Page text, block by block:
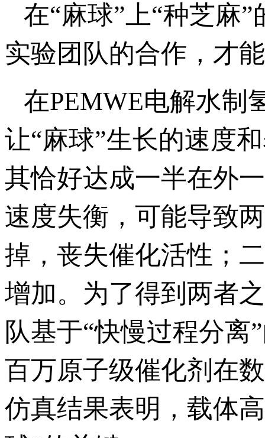
在“麻球”上“种芝麻
实验团队的合作，才
在PEMWE电解水制
让“麻球”生长的速度
其恰好达成一半在外
速度失衡，可能导致
掉，丧失催化活性；
增加。为了得到两者
队基于“快慢过程分
百万原子级催化剂在
仿真结果表明，载体